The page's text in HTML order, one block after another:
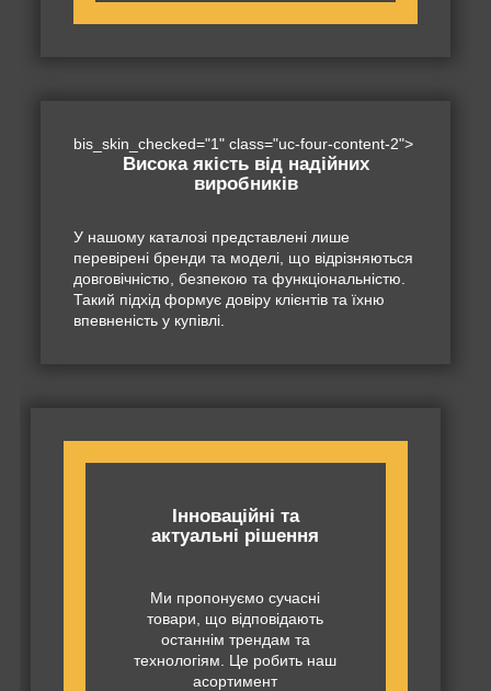
bis_skin_checked="1" class="uc-four-content-2">
Висока якість від надійних
виробників
У нашому каталозі представлені лише
перевірені бренди та моделі, що відрізняються
довговічністю, безпекою та функціональністю.
Такий підхід формує довіру клієнтів та їхню
впевненість у купівлі.
Інноваційні та
актуальні рішення
Ми пропонуємо сучасні
товари, що відповідають
останнім трендам та
технологіям. Це робить наш
асортимент